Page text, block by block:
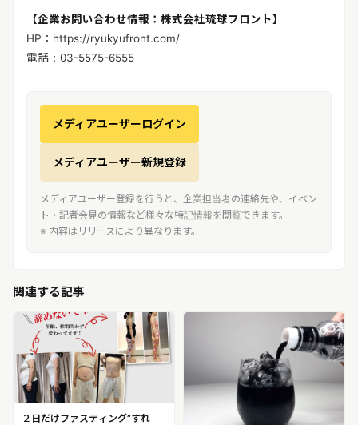
【企業お問い合わせ情報：株式会社琉球フロント】
HP：https://ryukyufront.com/
電話：03-5575-6555
メディアユーザーログイン
メディアユーザー新規登録
メディアユーザー登録を行うと、企業担当者の連絡先や、イベン
ト・記者会見の情報など様々な特記情報を閲覧できます。
※ 内容はリリースにより異なります。
関連する記事
２日だけファスティング”すれ